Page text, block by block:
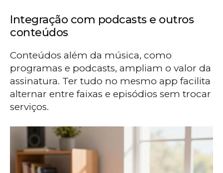
Integração com podcasts e outros
conteúdos
Conteúdos além da música, como
programas e podcasts, ampliam o valor da
assinatura. Ter tudo no mesmo app facilita
alternar entre faixas e episódios sem trocar
serviços.